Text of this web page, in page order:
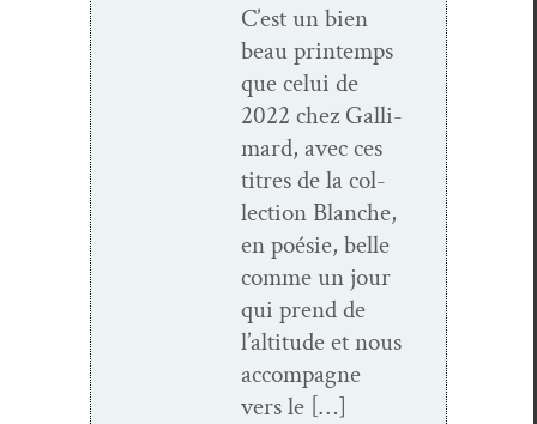
C’est un bien
beau print­emps
que celui de
2022 chez Gal­li­
mard, avec ces
titres de la col­
lec­tion Blanche,
en poésie, belle
comme un jour
qui prend de
l’alti­tude et nous
accom­pa­gne
vers le […]